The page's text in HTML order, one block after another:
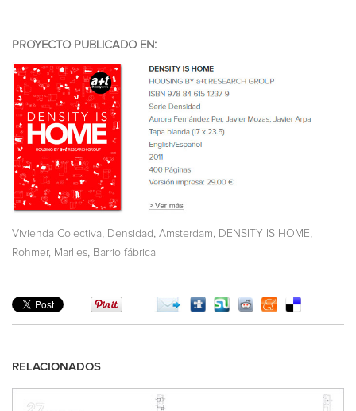
PROYECTO PUBLICADO EN:
Vivienda Colectiva, Densidad , Amsterdam, DENSITY IS HOME,
Rohmer, Marlies, Barrio fábrica
RELACIONADOS